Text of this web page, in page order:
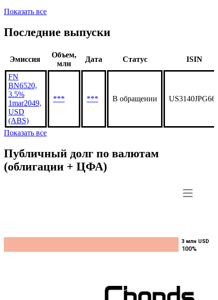
Показать все
Последние выпуски
Эмиссия
Объем,
млн
Дата Статус ISIN
FN
BN6520,
3.5%
1mar2049,
USD
(ABS)
*** *** В обращении
Показать все
Публичный долг по валютам
(облигации + ЦФА)
3 млн USD
100%
3 млн USD
100%